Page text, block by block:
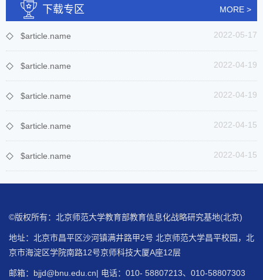
下载专区 MORE >
$article.name 2022-05-17
$article.name 2022-04-19
$article.name 2022-04-19
$article.name 2022-04-15
$article.name 2022-04-15
©版权所有：北京师范大学教育部教育信息化战略研究基地(北京)
地址：北京市昌平区沙河镇满井路甲2号 北京师范大学昌平校园，北
京市海淀区学院南路12号京师科技大厦A座12层
邮箱：bjjd@bnu.edu.cn| 电话：010- 58807213、010-58807303